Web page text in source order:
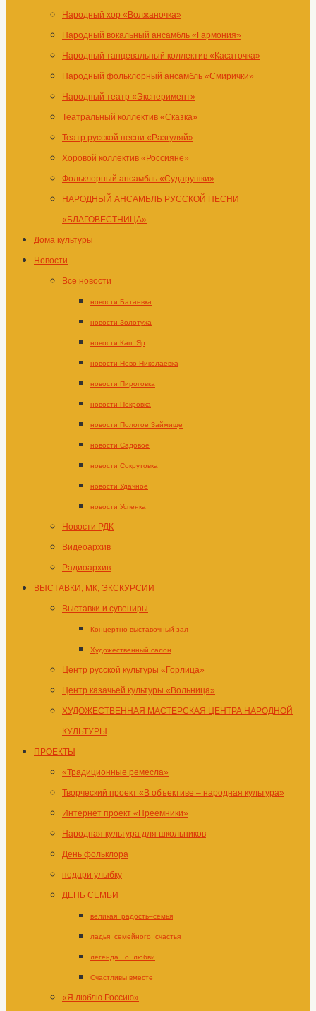
Народный хор «Волжаночка»
Народный вокальный ансамбль «Гармония»
Народный танцевальный коллектив «Касаточка»
Народный фольклорный ансамбль «Смирички»
Народный театр «Эксперимент»
Театральный коллектив «Сказка»
Театр русской песни «Разгуляй»
Хоровой коллектив «Россияне»
Фольклорный ансамбль «Сударушки»
НАРОДНЫЙ АНСАМБЛЬ РУССКОЙ ПЕСНИ
«БЛАГОВЕСТНИЦА»
Дома культуры
Новости
Все новости
новости Батаевка
новости Золотуха
новости Кап. Яр
новости Ново-Николаевка
новости Пироговка
новости Покровка
новости Пологое Займище
новости Садовое
новости Сокрутовка
новости Удачное
новости Успенка
Новости РДК
Видеоархив
Радиоархив
ВЫСТАВКИ, МК, ЭКСКУРСИИ
Выставки и сувениры
Концертно-выставочный зал
Художественный салон
Центр русской культуры «Горлица»
Центр казачьей культуры «Вольница»
ХУДОЖЕСТВЕННАЯ МАСТЕРСКАЯ ЦЕНТРА НАРОДНОЙ
КУЛЬТУРЫ
ПРОЕКТЫ
«Традиционные ремесла»
Творческий проект «В объективе – народная культура»
Интернет проект «Преемники»
Народная культура для школьников
День фольклора
подари улыбку
ДЕНЬ СЕМЬИ
великая_радость–семья
ладья_семейного_счастья
легенда _о_любви
Счастливы вместе
«Я люблю Россию»